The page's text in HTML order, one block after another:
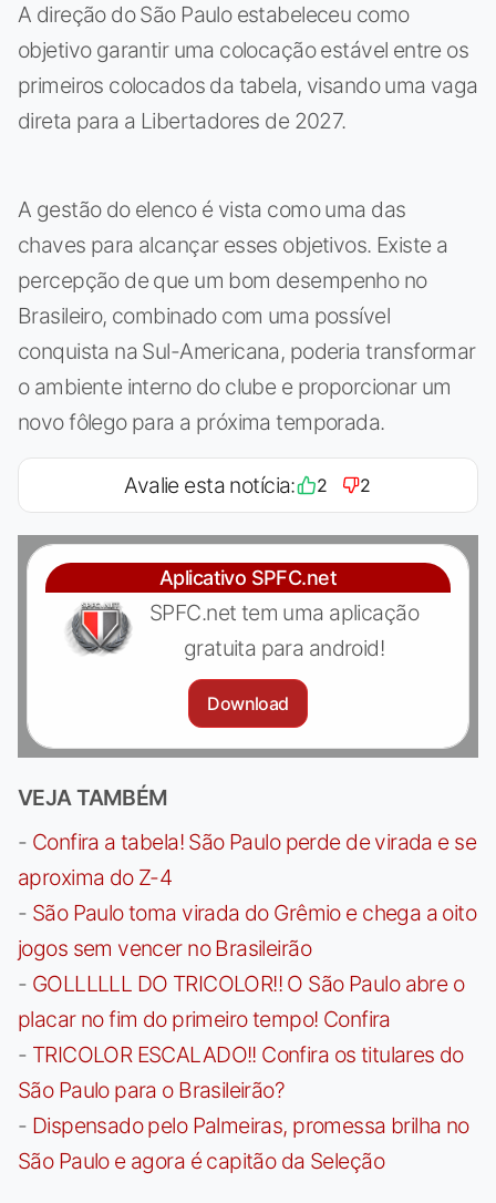
A direção do São Paulo estabeleceu como
objetivo garantir uma colocação estável entre os
primeiros colocados da tabela, visando uma vaga
direta para a Libertadores de 2027.
A gestão do elenco é vista como uma das
chaves para alcançar esses objetivos. Existe a
percepção de que um bom desempenho no
Brasileiro, combinado com uma possível
conquista na Sul-Americana, poderia transformar
o ambiente interno do clube e proporcionar um
novo fôlego para a próxima temporada.
Avalie esta notícia: 2 2
Aplicativo SPFC.net
SPFC.net tem uma aplicação
gratuita para android!
Download
VEJA TAMBÉM
- Confira a tabela! São Paulo perde de virada e se
aproxima do Z-4
- São Paulo toma virada do Grêmio e chega a oito
jogos sem vencer no Brasileirão
- GOLLLLLL DO TRICOLOR!! O São Paulo abre o
placar no fim do primeiro tempo! Confira
- TRICOLOR ESCALADO!! Confira os titulares do
São Paulo para o Brasileirão?
- Dispensado pelo Palmeiras, promessa brilha no
São Paulo e agora é capitão da Seleção